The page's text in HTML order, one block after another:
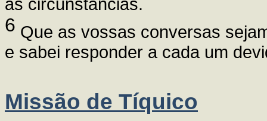
6 Que as vossas conversas
e sabei responder a cada um
Missão de Tíquico